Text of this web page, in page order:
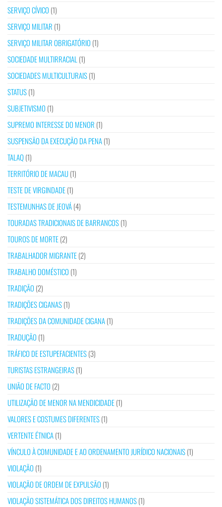
SERVIÇO CÍVICO (1)
SERVIÇO MILITAR (1)
SERVIÇO MILITAR OBRIGATÓRIO (1)
SOCIEDADE MULTIRRACIAL(1)
SOCIEDADES MULTICULTURAIS(1)
STATUS(1)
SUBJETIVISMO (1)
SUPREMO INTERESSE DO MENOR (1)
SUSPENSÃO DA EXECUÇÃO DA PENA(1)
TALAQ(1)
TERRITÓRIO DE MACAU(1)
TESTE DE VIRGINDADE(1)
TESTEMUNHAS DE JEOVÁ(4)
TOURADAS TRADICIONAIS DE BARRANCOS(1)
TOUROS DE MORTE(2)
TRABALHADOR MIGRANTE(2)
TRABALHO DOMÉSTICO (1)
TRADIÇÃO (2)
TRADIÇÕES CIGANAS(1)
TRADIÇÕES DA COMUNIDADE CIGANA(1)
TRADUÇÃO (1)
TRÁFICO DE ESTUPEFACIENTES(3)
TURISTAS ESTRANGEIRAS(1)
UNIÃO DE FACTO (2)
UTILIZAÇÃO DE MENOR NA MENDICIDADE(1)
VALORES E COSTUMES DIFERENTES(1)
VERTENTE ÉTNICA(1)
VÍNCULO À COMUNIDADE E AO ORDENAMENTO JURÍDICO NACIONAIS(1)
VIOLAÇÃO (1)
VIOLAÇÃO DE ORDEM DE EXPULSÃO (1)
VIOLAÇÃO SISTEMÁTICA DOS DIREITOS HUMANOS(1)